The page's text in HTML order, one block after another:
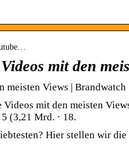
mit den
meisten Views | Brandwatch
mit den meisten
(3,21 Mrd. · 18.
Hier stellen wir